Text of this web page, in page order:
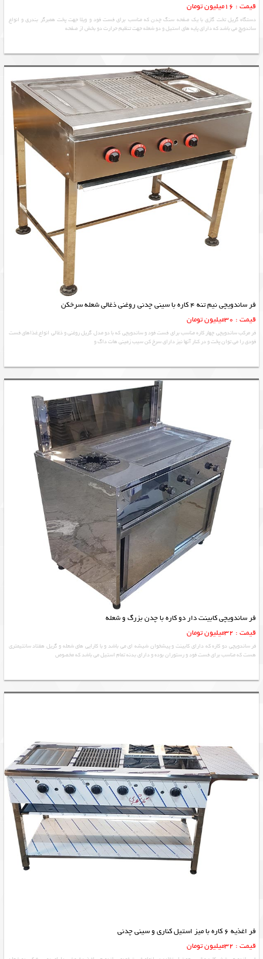
قیمت : 16میلیون تومان
دستگاه گریل تخت گازی با یک صفحه سنگ چدن که مناسب برای فست فود و ویلا جهت پخت همبرگر بندری و انواع
ساندویچ می باشد که دارای پایه های استیل و دو شعله جهت تنظیم حرارت دو بخش از صفحه
فر ساندویچی نیم تنه 4 کاره با سینی چدنی روغنی ذغالی شعله سرخکن
قیمت : 30میلیون تومان
فر مرکب ساندویچی چهار کاره مناسب برای فست فود و ساندویچی که با دو مدل گریل روغنی و ذغالی انواع غذاهای فست
فودی را می توان پخت و در کنار آنها نیز دارای سرخ کن سیب زمینی هات داگ و
فر ساندویچی کابینت دار دو کاره با چدن بزرگ و شعله
قیمت : 32میلیون تومان
فر ساندویچی دو کاره که دارای کابینت و پیشخوان شیشه ای می باشد و با کارایی های شعله و گریل هفتاد سانتیمتری
هست که مناسب برای فست فود و رستوران بوده و دارای بدنه تمام استیل می باشد که مخصوص
فر اغذیه 6 کاره با میز استیل کناری و سینی چدنی
قیمت : 32میلیون تومان